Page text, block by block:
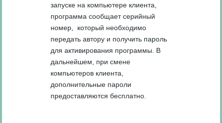
запуске на компьютере клиента,
программа сообщает серийный
номер, который необходимо
передать автору и получить пароль
для активирования программы. В
дальнейшем, при смене
компьютеров клиента,
дополнительные пароли
предоставляются бесплатно.